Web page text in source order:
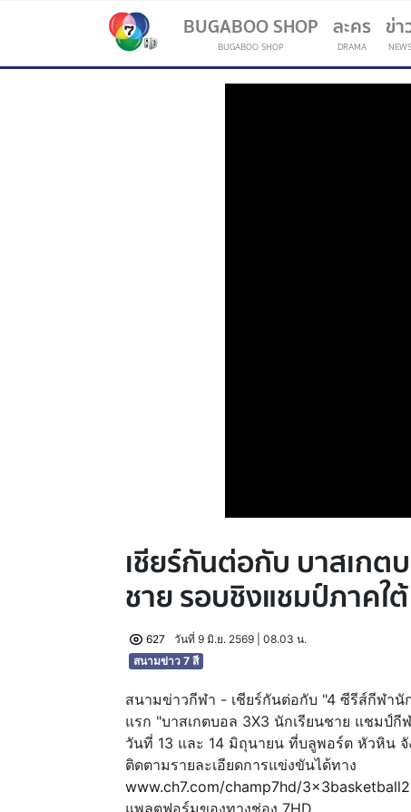
BUGABOO SHOP
BUGABOO SHOP
ละคร
DRAMA
ข่า
NEWS
เชียร์กันต่อกับ บาสเกต
ชาย รอบชิงแชมป์ภาคใ
627
วันที่ 9 มิ.ย. 2569 | 08.03 น.
สนามข่าว 7 สี
สนามข่าวกีฬา - เชียร์กันต่อกับ "4 ซีรีส์กีฬานั
แรก "บาสเกตบอล 3X3 นักเรียนชาย แชมป์
วันที่ 13 และ 14 มิถุนายน ที่บลูพอร์ต หัวหิน
ติดตามรายละเอียดการแข่งขันได้ทาง
www.ch7.com/champ7hd/
แพลตฟอร์มของทางช่อง 7HD